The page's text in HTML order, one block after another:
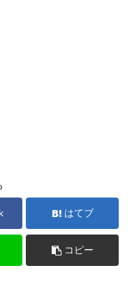
はてブ
コピー